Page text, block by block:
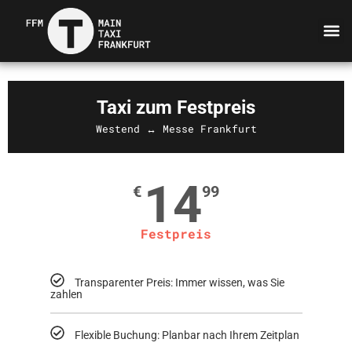
Taxi zum Festpreis
Westend ↔ Messe Frankfurt
€ 1499
Festpreis
Transparenter Preis: Immer wissen, was Sie
zahlen
Flexible Buchung: Planbar nach Ihrem Zeitplan